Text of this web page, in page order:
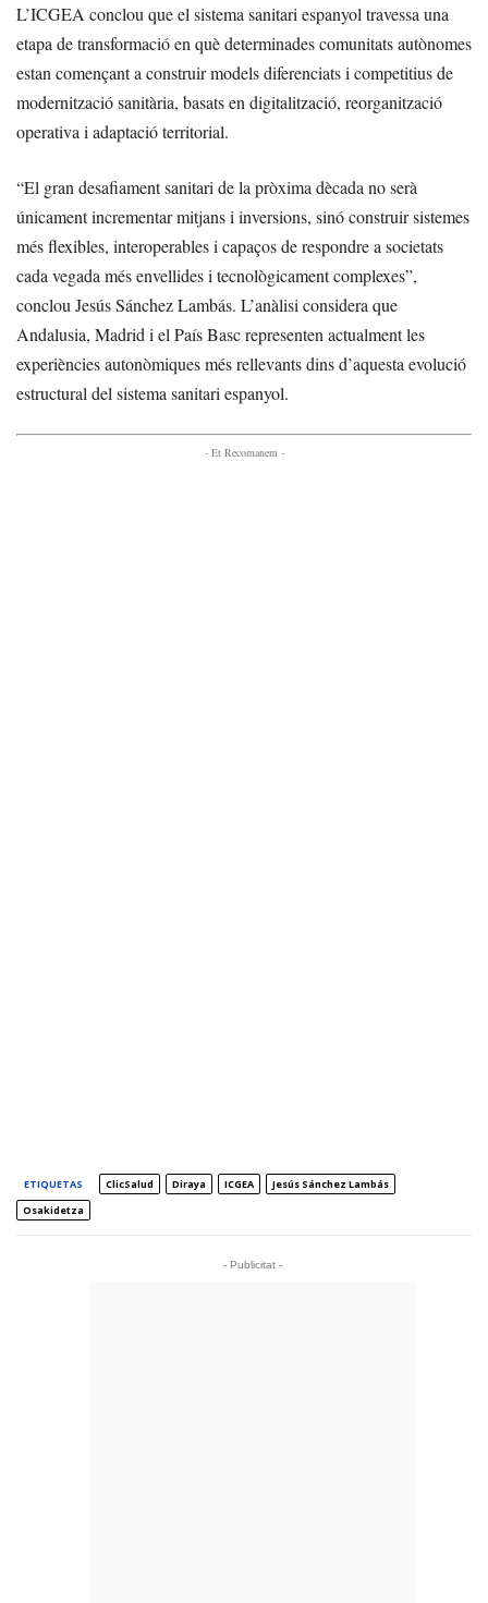
L’ICGEA conclou que el sistema sanitari espanyol travessa una
etapa de transformació en què determinades comunitats autònomes
estan començant a construir models diferenciats i competitius de
modernització sanitària, basats en digitalització, reorganització
operativa i adaptació territorial.
“El gran desafiament sanitari de la pròxima dècada no serà
únicament incrementar mitjans i inversions, sinó construir sistemes
més flexibles, interoperables i capaços de respondre a societats
cada vegada més envellides i tecnològicament complexes”,
conclou Jesús Sánchez Lambás. L’anàlisi considera que
Andalusia, Madrid i el País Basc representen actualment les
experiències autonòmiques més rellevants dins d’aquesta evolució
estructural del sistema sanitari espanyol.
- Et Recomanem -
ETIQUETAS ClicSalud Diraya ICGEA
Jesús Sánchez Lambás
Osakidetza
- Publicitat -